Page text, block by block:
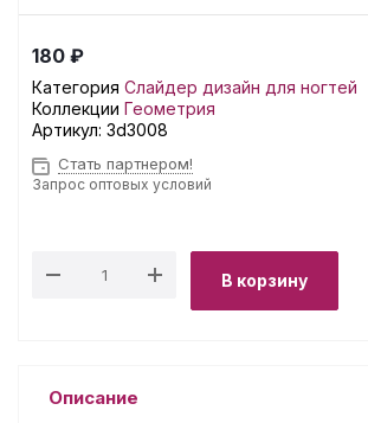
180 ₽
Категория Слайдер дизайн для ногтей
Коллекции Геометрия
Артикул: 3d3008
Стать партнером!
Запрос оптовых условий
В корзину
Описание